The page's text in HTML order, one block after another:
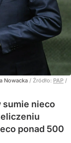
Nowacka / Źródło: PAP /
sumie nieco
ponad 500